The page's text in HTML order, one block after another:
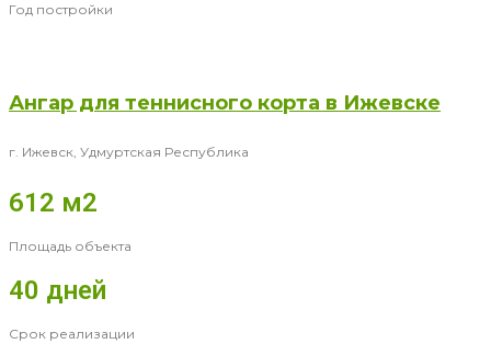
Год постройки
Ангар для теннисного корта в Ижевске
г. Ижевск, Удмуртская Республика
612 м2
Площадь объекта
40 дней
Срок реализации